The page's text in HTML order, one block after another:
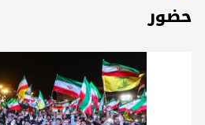
حضور